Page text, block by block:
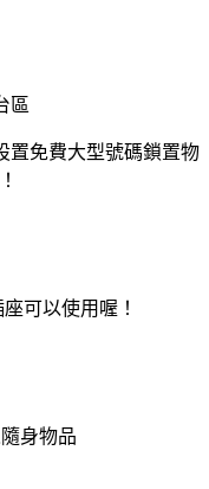
區
置免費大型號碼鎖置物
可以使用喔！
身物品